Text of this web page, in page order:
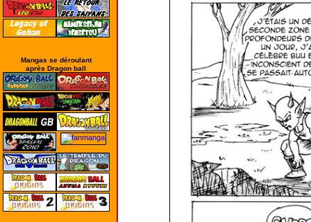
Mangas se déroulant
après Dragon ball